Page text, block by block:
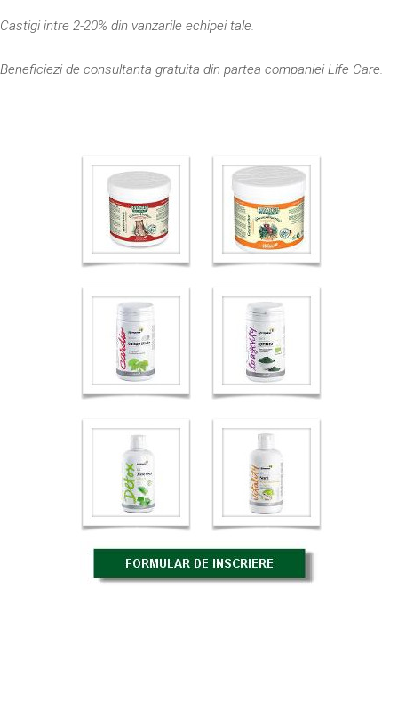
Castigi intre 2-20% din vanzarile echipei tale.
Beneficiezi de consultanta gratuita din partea companiei Life Care.